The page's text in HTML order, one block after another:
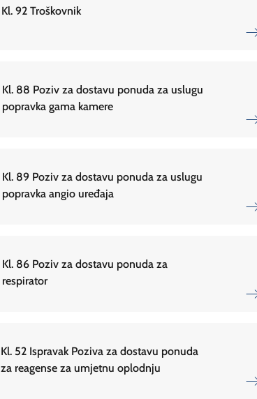
Kl. 92 Troškovnik
Kl. 88 Poziv za dostavu ponuda za uslugu
popravka gama kamere
Kl. 89 Poziv za dostavu ponuda za uslugu
popravka angio uređaja
Kl. 86 Poziv za dostavu ponuda za
respirator
Kl. 52 Ispravak Poziva za dostavu ponuda
za reagense za umjetnu oplodnju